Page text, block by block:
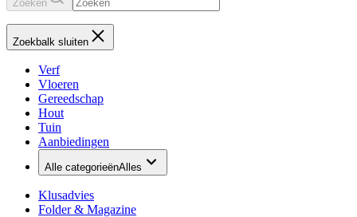
Zoeken
Zoekbalk sluiten
Verf
Vloeren
Gereedschap
Hout
Tuin
Aanbiedingen
Alle categorieënAlles
Klusadvies
Folder & Magazine